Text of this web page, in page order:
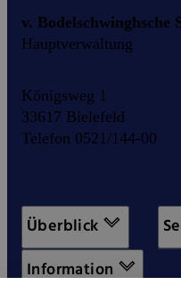
v. Bodelschwinghsche
Hauptverwaltung
Königsweg 1
33617 Bielefeld
Telefon 0521/144-00
Überblick
Information